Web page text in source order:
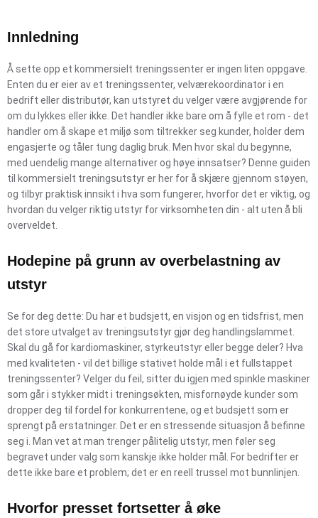
Innledning
Å sette opp et kommersielt treningssenter er ingen liten oppgave.
Enten du er eier av et treningssenter, velværekoordinator i en
bedrift eller distributør, kan utstyret du velger være avgjørende for
om du lykkes eller ikke. Det handler ikke bare om å fylle et rom - det
handler om å skape et miljø som tiltrekker seg kunder, holder dem
engasjerte og tåler tung daglig bruk. Men hvor skal du begynne,
med uendelig mange alternativer og høye innsatser? Denne guiden
til kommersielt treningsutstyr er her for å skjære gjennom støyen,
og tilbyr praktisk innsikt i hva som fungerer, hvorfor det er viktig, og
hvordan du velger riktig utstyr for virksomheten din - alt uten å bli
overveldet.
Hodepine på grunn av overbelastning av
utstyr
Se for deg dette: Du har et budsjett, en visjon og en tidsfrist, men
det store utvalget av treningsutstyr gjør deg handlingslammet.
Skal du gå for kardiomaskiner, styrkeutstyr eller begge deler? Hva
med kvaliteten - vil det billige stativet holde mål i et fullstappet
treningssenter? Velger du feil, sitter du igjen med spinkle maskiner
som går i stykker midt i treningsøkten, misfornøyde kunder som
dropper deg til fordel for konkurrentene, og et budsjett som er
sprengt på erstatninger. Det er en stressende situasjon å befinne
seg i. Man vet at man trenger pålitelig utstyr, men føler seg
begravet under valg som kanskje ikke holder mål. For bedrifter er
dette ikke bare et problem; det er en reell trussel mot bunnlinjen.
Hvorfor presset fortsetter å øke